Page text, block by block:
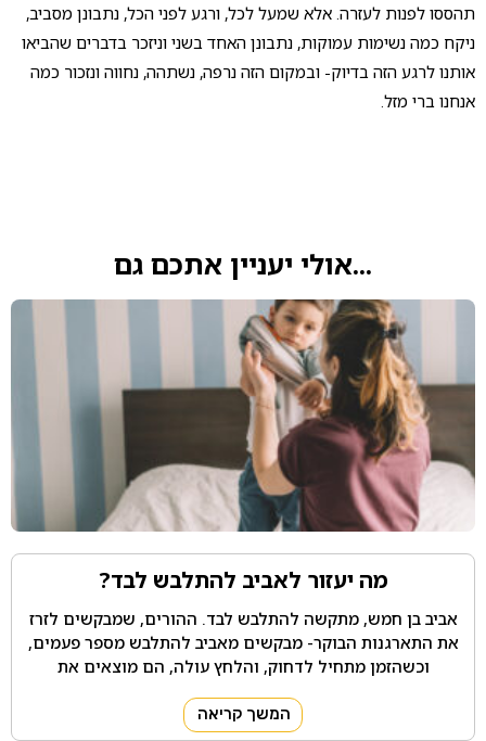
תהססו לפנות לעזרה. אלא שמעל לכל, ורגע לפני הכל, נתבונן מסביב,
ניקח כמה נשימות עמוקות, נתבונן האחד בשני וניזכר בדברים שהביאו
אותנו לרגע הזה בדיוק- ובמקום הזה נרפה, נשתהה, נחווה ונזכור כמה
אנחנו ברי מזל.
...אולי יעניין אתכם גם
מה יעזור לאביב להתלבש לבד?
אביב בן חמש, מתקשה להתלבש לבד. ההורים, שמבקשים לזרז
את התארגנות הבוקר- מבקשים מאביב להתלבש מספר פעמים,
וכשהזמן מתחיל לדחוק, והלחץ עולה, הם מוצאים את
המשך קריאה